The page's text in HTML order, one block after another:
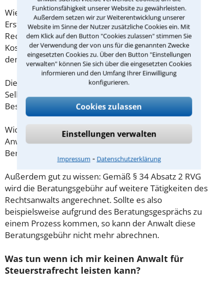
Funktionsfähigkeit unserer Website zu gewährleisten.
Außerdem setzen wir zur Weiterentwicklung unserer
Website im Sinne der Nutzer zusätzliche Cookies ein. Mit
dem Klick auf den Button "Cookies zulassen" stimmen Sie
der Verwendung der von uns für die genannten Zwecke
eingesetzten Cookies zu. Über den Button "Einstellungen
verwalten" können Sie sich über die eingesetzten Cookies
informieren und den Umfang Ihrer Einwilligung
konfigurieren.
Cookies zulassen
Einstellungen verwalten
Impressum ⁃ Datenschutzerklärung
Wieviel ein Rechtsanwalt in Coburg für eine
Erstberatung verlangen darf, ist in §34 des
Rechtsanwaltsvergütungsgesetz (RVG) geregelt. Die
Kosten für das erste Beratungsgespräch betragen
demnach maximal 190,00 € zzgl. MwSt.
Diese Regelung gilt jedoch nur für Verbraucher. Für
Selbstständige oder Freiberufler gilt diese
Beschränkung nicht.
Wichtig daher: Klären Sie die Kostenfrage mit Ihrem
Anwalt aus Coburg schon zu Beginn der ersten
Beratung.
Außerdem gut zu wissen: Gemäß § 34 Absatz 2 RVG
wird die Beratungsgebühr auf weitere Tätigkeiten des
Rechtsanwalts angerechnet. Sollte es also
beispielsweise aufgrund des Beratungsgesprächs zu
einem Prozess kommen, so kann der Anwalt diese
Beratungsgebühr nicht mehr abrechnen.
Was tun wenn ich mir keinen Anwalt für
Steuerstrafrecht leisten kann?